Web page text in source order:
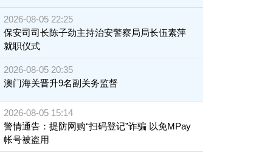
2026-08-05 22:25
保安司司长陈子劲主持治安警察局局长伍素萍
就职仪式
2026-08-05 20:35
澳门海关晋升9名副关务监督
2026-08-05 15:14
警情通告：提防网购“扫码登记”诈骗 以免MPay
帐号被盗用